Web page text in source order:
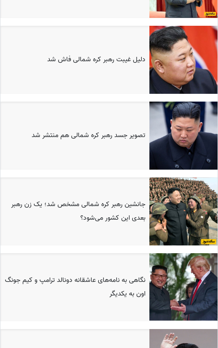
دلیل غیبت رهبر کره شمالی فاش شد
تصویر جسد رهبر کره شمالی هم منتشر شد
جانشین رهبر کره شمالی مشخص شد؛ یک زن رهبر
بعدی این کشور می‌شود؟
نگاهی به نامه‌های عاشقانه دونالد ترامپ و کیم جونگ
اون به یکدیگر